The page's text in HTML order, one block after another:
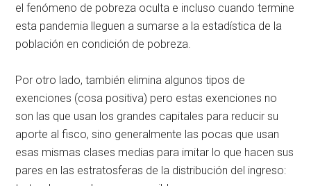
el fenómeno de pobreza oculta e incluso cuando termine
esta pandemia lleguen a sumarse a la estadística de la
población en condición de pobreza.
Por otro lado, también elimina algunos tipos de
exenciones (cosa positiva) pero estas exenciones no
son las que usan los grandes capitales para reducir su
aporte al fisco, sino generalmente las pocas que usan
esas mismas clases medias para imitar lo que hacen sus
pares en las estratosferas de la distribución del ingreso: